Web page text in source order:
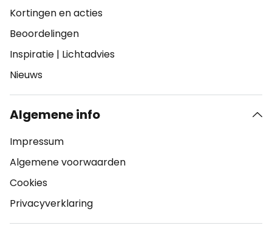
Kortingen en acties
Beoordelingen
Inspiratie | Lichtadvies
Nieuws
Algemene info
Impressum
Algemene voorwaarden
Cookies
Privacyverklaring